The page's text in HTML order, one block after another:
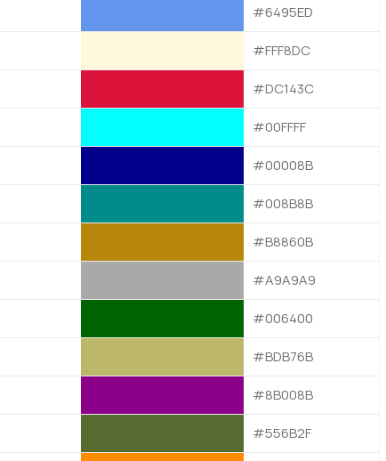
#6495ED
#FFF8DC
#DC143C
#00FFFF
#00008B
#008B8B
#B8860B
#A9A9A9
#006400
#BDB76B
#8B008B
#556B2F